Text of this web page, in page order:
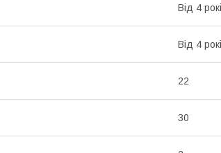
Від 4
Від 4
22
30